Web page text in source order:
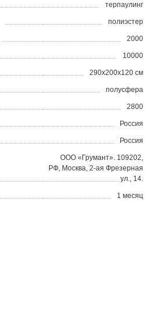
терпаулинг
полиэстер
2000
10000
290x200x120 см
полусфера
2800
Россия
Россия
ООО «Грумант». 109202,
РФ, Москва, 2-ая Фрезерная
ул., 14.
1 месяц